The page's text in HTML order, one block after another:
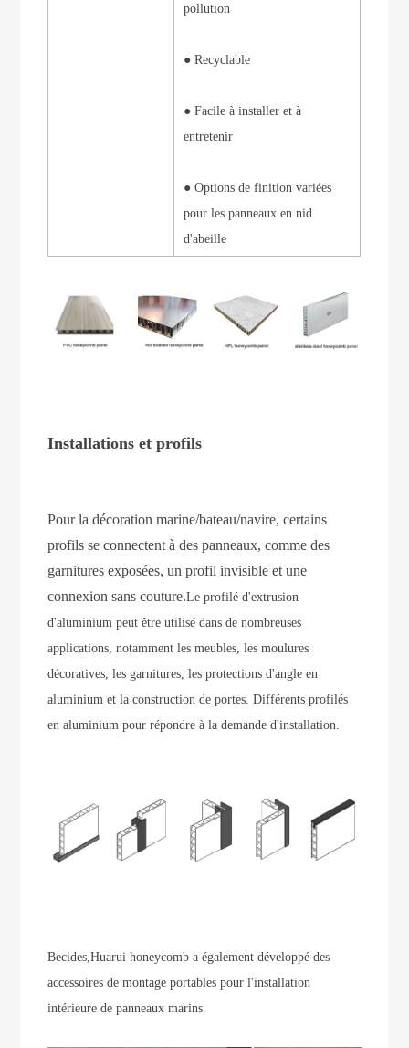
pollution
● Recyclable
● Facile à installer et à
entretenir
● Options de finition variées
pour les panneaux en nid
d'abeille
Installations et profils
Pour la décoration marine/bateau/navire, certains
profils se connectent à des panneaux, comme des
garnitures exposées, un profil invisible et une
connexion sans couture.Le profilé d'extrusion
d'aluminium peut être utilisé dans de nombreuses
applications, notamment les meubles, les moulures
décoratives, les garnitures, les protections d'angle en
aluminium et la construction de portes. Différents profilés
en aluminium pour répondre à la demande d'installation.
Becides,Huarui honeycomb a également développé des
accessoires de montage portables pour l'installation
intérieure de panneaux marins.